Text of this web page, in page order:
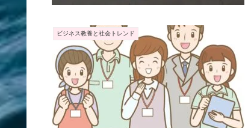
ビジネス教養と社会トレンド